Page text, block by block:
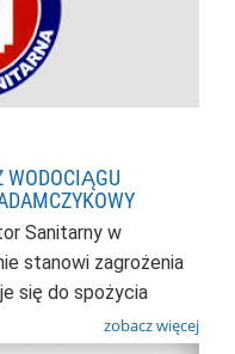
WODOCIĄGU
Sanitarny w
stanowi zagrożenia
się do spożycia
zobacz więcej